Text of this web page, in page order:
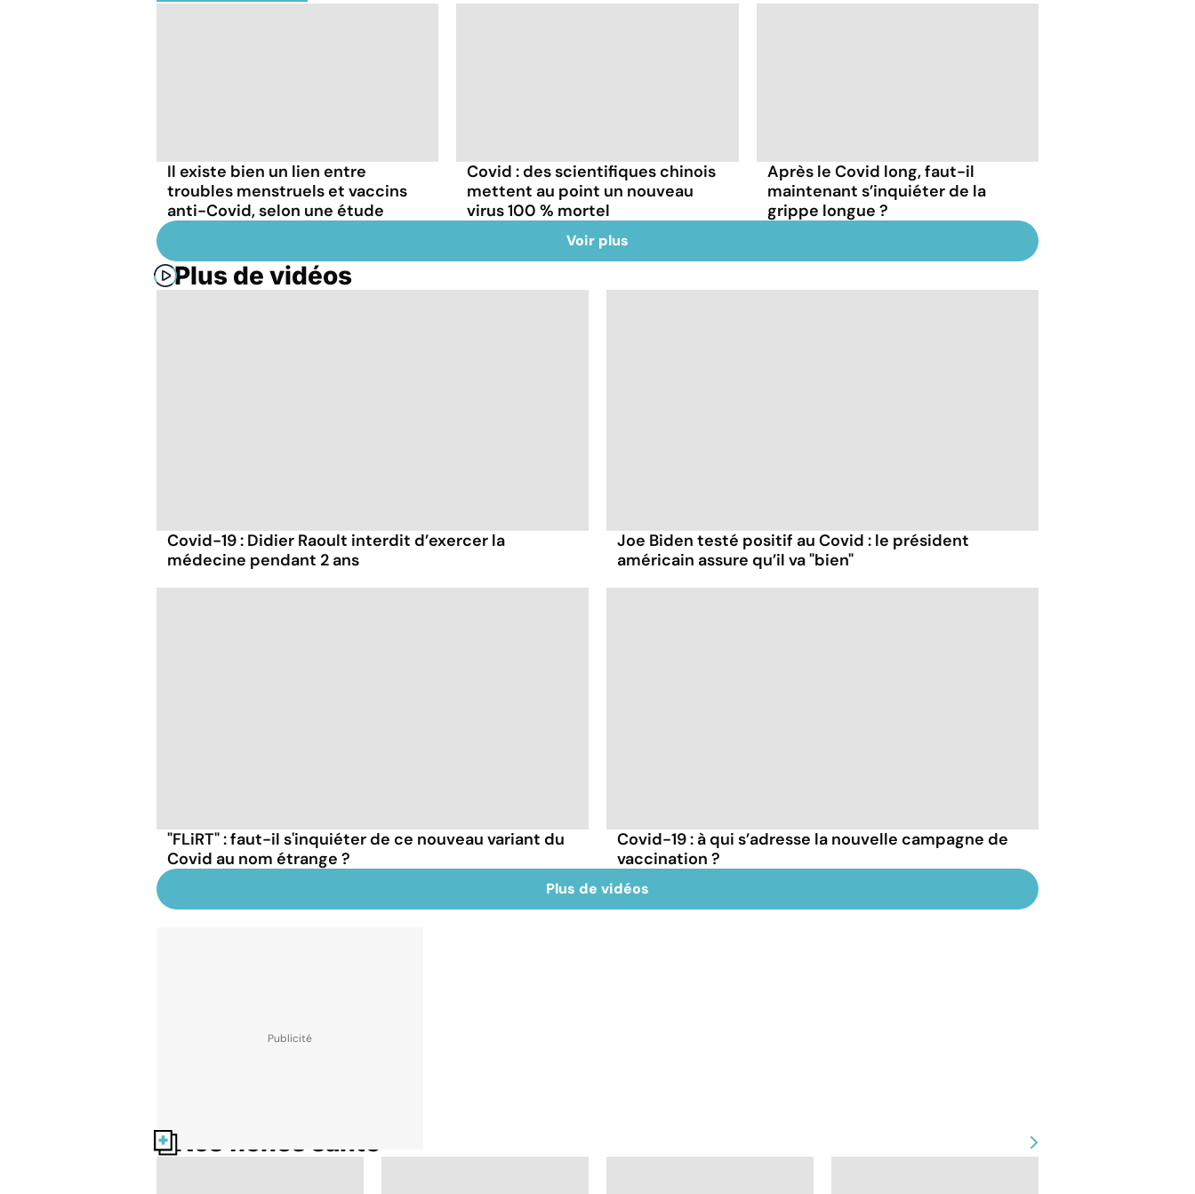
Il existe bien un lien entre
troubles menstruels et vaccins
anti-Covid, selon une étude
Covid : des scientifiques chinois
mettent au point un nouveau
virus 100 % mortel
Après le Covid long, faut-il
maintenant s’inquiéter de la
grippe longue ?
Voir plus
Plus de vidéos
Covid-19 : Didier Raoult interdit d’exercer la
médecine pendant 2 ans
Joe Biden testé positif au Covid : le président
américain assure qu’il va "bien"
"FLiRT" : faut-il s'inquiéter de ce nouveau variant du
Covid au nom étrange ?
Covid-19 : à qui s’adresse la nouvelle campagne de
vaccination ?
Plus de vidéos
Nos fiches santé